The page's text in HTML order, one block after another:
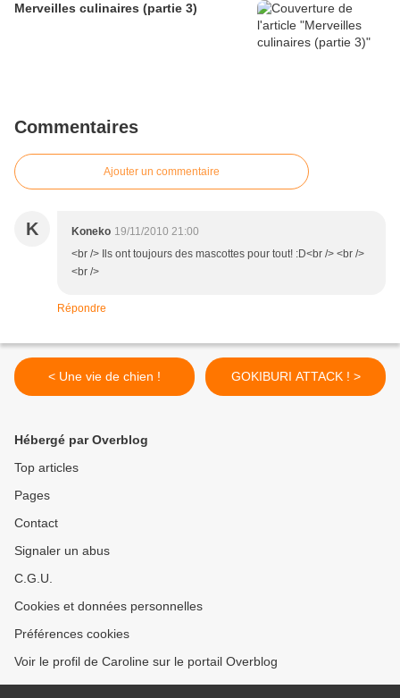
Merveilles culinaires (partie 3)
Commentaires
Ajouter un commentaire
K Koneko 19/11/2010 21:00
<br /> Ils ont toujours des mascottes pour tout! :D<br /> <br />
<br />
Répondre
< Une vie de chien ! GOKIBURI ATTACK ! >
Hébergé par Overblog
Top articles
Pages
Contact
Signaler un abus
C.G.U.
Cookies et données personnelles
Préférences cookies
Voir le profil de Caroline sur le portail Overblog